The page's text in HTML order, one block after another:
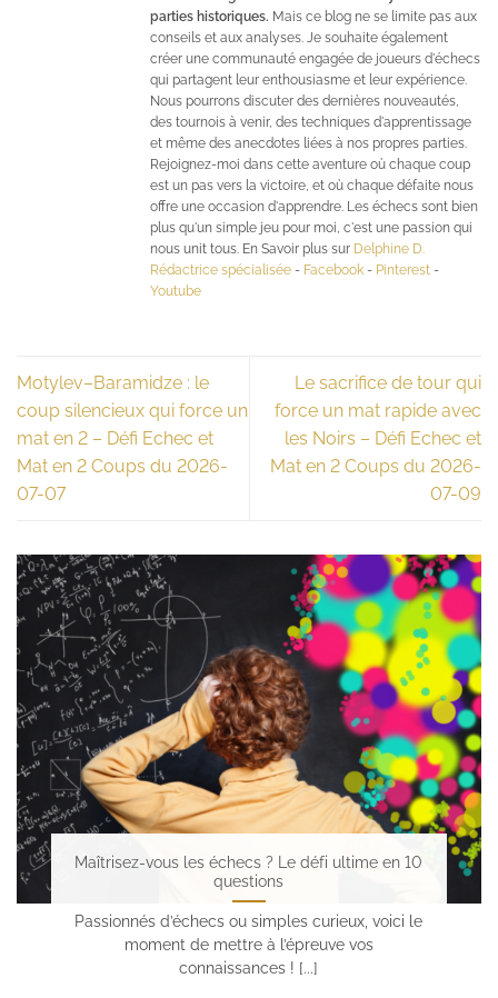
parties historiques. Mais ce blog ne se limite pas aux
conseils et aux analyses. Je souhaite également
créer une communauté engagée de joueurs d'échecs
qui partagent leur enthousiasme et leur expérience.
Nous pourrons discuter des dernières nouveautés,
des tournois à venir, des techniques d'apprentissage
et même des anecdotes liées à nos propres parties.
Rejoignez-moi dans cette aventure où chaque coup
est un pas vers la victoire, et où chaque défaite nous
offre une occasion d'apprendre. Les échecs sont bien
plus qu'un simple jeu pour moi, c'est une passion qui
nous unit tous. En Savoir plus sur Delphine D.
Rédactrice spécialisée - Facebook - Pinterest -
Youtube
Motylev–Baramidze : le
coup silencieux qui force un
mat en 2 – Défi Echec et
Mat en 2 Coups du 2026-
07-07
Le sacrifice de tour qui
force un mat rapide avec
les Noirs – Défi Echec et
Mat en 2 Coups du 2026-
07-09
Maîtrisez-vous les échecs ? Le défi ultime en 10
questions
Passionnés d’échecs ou simples curieux, voici le
moment de mettre à l’épreuve vos
connaissances ! [...]